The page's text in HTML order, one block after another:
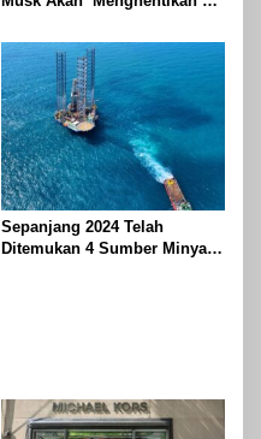
Sepanjang 2024 Telah
Ditemukan 4 Sumber Minyak